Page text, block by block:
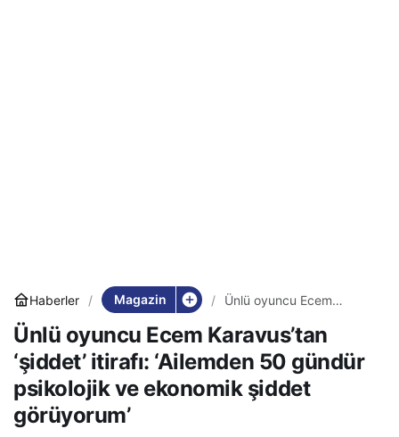
Haberler Magazin
Ünlü oyuncu Ecem
‘Ailemden 50 gündür
psikolojik ve ekonomik
şiddet görüyorum’
Ünlü oyuncu Ecem Karavus’tan
‘şiddet’ itirafı: ‘Ailemden 50 gündür
psikolojik ve ekonomik şiddet
görüyorum’